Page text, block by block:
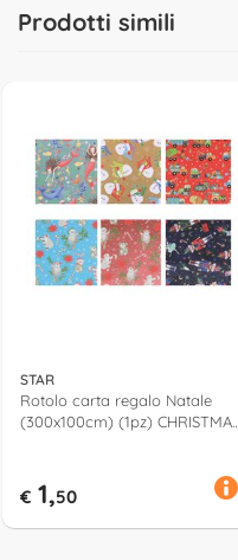
Prodotti simili
STAR
Rotolo carta regalo Natale
(300x100cm) (1pz) CHRISTMAS
€ 1,50